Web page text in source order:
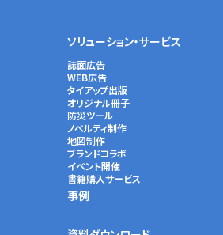
ソリューション・サービス
誌面広告
WEB広告
タイアップ出版
オリジナル冊子
防災ツール
ノベルティ制作
地図制作
ブランドコラボ
イベント開催
書籍購入サービス
事例